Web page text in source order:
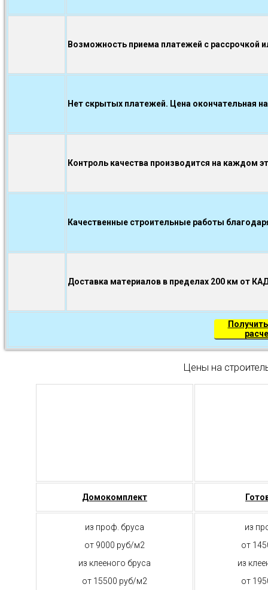
Возможность приема платежей с рассрочкой
Нет скрытых платежей. Цена окончательная
Контроль качества производится на каждом
Качественные строительные работы
Доставка материалов в пределах 200 км от
Цены на
Домокомплект
из проф. бруса
от 9000 руб/м2
из клееного бруса
от 15500 руб/м2
из
от
из
от